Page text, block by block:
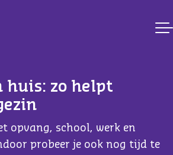
huis: zo helpt
opvang, school, werk en
probeer je ook nog tijd te